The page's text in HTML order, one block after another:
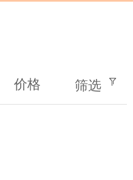
价格 筛选